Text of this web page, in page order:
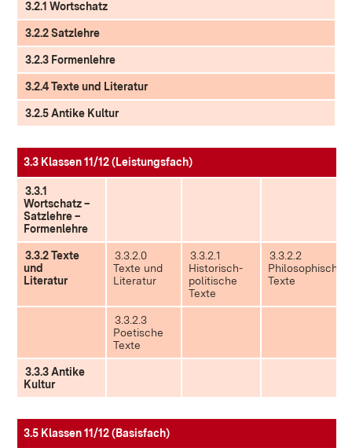
3.2.1 Wortschatz
3.2.2 Satzlehre
3.2.3 Formenlehre
3.2.4 Texte und Literatur
3.2.5 Antike Kultur
3.3 Klassen 11/12 (Leistungsfach)
3.3.1
Wortschatz –
Satzlehre –
Formenlehre
3.3.2 Texte
und
Literatur
3.3.2.0
Texte und
Literatur
3.3.2.1
Historisch-
politische
Texte
3.3.2.2
Philosophische
Texte
3.3.2.3
Poetische
Texte
3.3.3 Antike
Kultur
3.5 Klassen 11/12 (Basisfach)